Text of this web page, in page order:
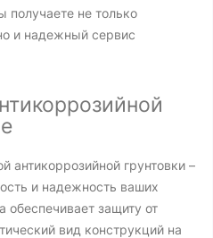
не только
и надежный сервис
антикоррозийной грунтовки –
и надежность ваших
обеспечивает защиту от
вид конструкций на